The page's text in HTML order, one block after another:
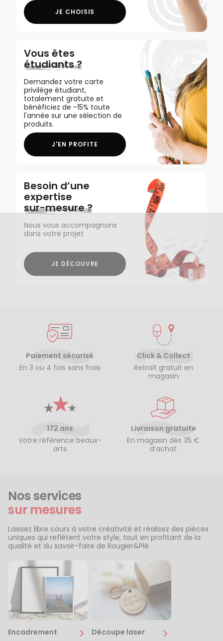
JE CHOISIS
Vous êtes
étudiants ?
Demandez votre carte
privilège étudiant,
totalement gratuite et
bénéficiez de -15% toute
l'année sur une sélection de
produits.
J'EN PROFITE
Besoin d’une
expertise
sur-mesure ?
Nous vous accompagnons
dans votre projet
JE DÉCOUVRE
Paiement sécurisé
En 3 ou 4 fois sans frais
Click & Collect
Retrait gratuit en
magasin
172 ans
Votre référence beaux-
arts
Livraison gratuite
En magasin dès 35 €
d’achat
Nos services
sur mesures
Laissez libre cours à votre créativité et réalisez des pièces
uniques qui reflètent votre style, tout en profitant de la
qualité et du savoir-faire de Rougier&Plé.
Encadrement Découpe laser